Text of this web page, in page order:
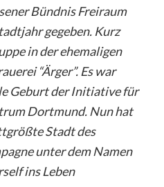
Bündnis Freiraum
gegeben. Kurz
in der ehemaligen
“Ärger”. Es war
Geburt der Initiative für
Dortmund. Nun hat
Stadt des
unter dem Namen
ins Leben